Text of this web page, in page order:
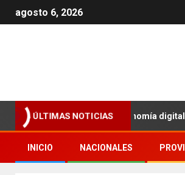
agosto 6, 2026
ÚLTIMAS NOTICIAS
para impulsar la economía digital y el
INICIO NACIONALES